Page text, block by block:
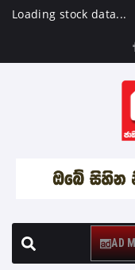
Loading stock data...
AD